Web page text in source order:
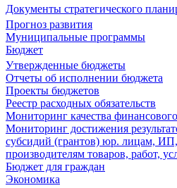
Документы стратегического
Прогноз развития
Муниципальные программы
Бюджет
Утвержденные бюджеты
Отчеты об исполнении бюджета
Проекты бюджетов
Реестр расходных обязательств
Мониторинг качества
Мониторинг достижения
субсидий (грантов) юр. лицам,
производителям товаров, работ,
Бюджет для граждан
Экономика